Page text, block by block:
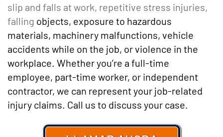
slip and falls at work, repetitive stress injuries,
falling objects, exposure to hazardous
materials, machinery malfunctions, vehicle
accidents while on the job, or violence in the
workplace. Whether you’re a full-time
employee, part-time worker, or independent
contractor, we can represent your job-related
injury claims. Call us to discuss your case.